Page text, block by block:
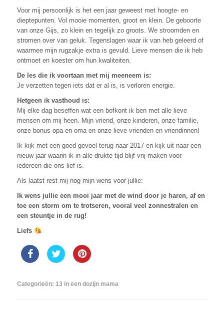
Voor mij persoonlijk is het een jaar geweest met hoogte- en
dieptepunten. Vol mooie momenten, groot en klein. De geboorte
van onze Gijs, zo klein en tegelijk zo groots. We stroomden en
stromen over van geluk. Tegenslagen waar ik van heb geleerd of
waarmee mijn rugzakje extra is gevuld. Lieve mensen die ik heb
ontmoet en koester om hun kwaliteiten.
De les die ik voortaan met mij meeneem is:
Je verzetten tegen iets dat er al is, is verloren energie.
Hetgeen ik vasthoud is:
Mij elke dag beseffen wat een bofkont ik ben met alle lieve
mensen om mij heen. Mijn vriend, onze kinderen, onze familie,
onze bonus opa en oma en onze lieve vrienden en vriendinnen!
Ik kijk met een goed gevoel terug naar 2017 en kijk uit naar een
nieuw jaar waarin ik in alle drukte tijd blijf vrij maken voor
iedereen die ons lief is.
Als laatst rest mij nog mijn wens voor jullie:
Ik wens jullie een mooi jaar met de wind door je haren, af en
toe een storm om te trotseren, vooral veel zonnestralen en
een steuntje in de rug!
Liefs
Categorieën: 13 in een dozijn mama